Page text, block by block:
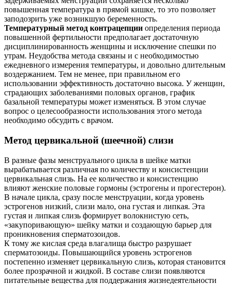
повышенная температура в прямой кишке, то это позволяет
заподозрить уже возникшую беременность.
Температурный метод контрацепции определения периода
повышенной фертильности предполагает достаточную
дисциплинированность женщины и исключение спешки по
утрам. Неудобства метода связаны и с необходимостью
ежедневного измерения температуры, и довольно длительным
воздержанием. Тем не менее, при правильном его
использовании эффективность достаточно высока. У женщин,
страдающих заболеваниями половых органов, график
базальной температуры может изменяться. В этом случае
вопрос о целесообразности использования этого метода
необходимо обсудить с врачом.
Метод цервикальной (шеечной) слизи
В разные фазы менструального цикла в шейке матки
вырабатывается различная по количеству и консистенции
цервикальная слизь. На ее количество и консистенцию
влияют женские половые гормоны (эстрогены и прогестерон).
В начале цикла, сразу после менструации, когда уровень
эстрогенов низкий, слизи мало, она густая и липкая. Эта
густая и липкая слизь формирует волокнистую сеть,
«закупоривающую» шейку матки и создающую барьер для
проникновения сперматозоидов.
К тому же кислая среда влагалища быстро разрушает
сперматозоиды. Повышающийся уровень эстрогенов
постепенно изменяет цервикальную слизь, которая становится
более прозрачной и жидкой. В составе слизи появляются
питательные вещества для поддержания жизнедеятельности